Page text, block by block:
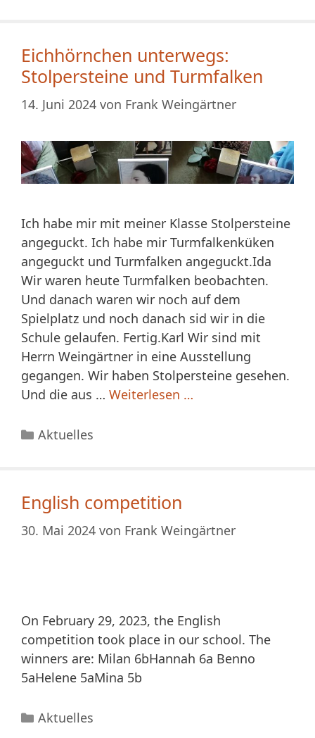
Eichhörnchen unterwegs:
Stolpersteine und Turmfalken
14. Juni 2024 von Frank Weingärtner
Ich habe mir mit meiner Klasse Stolpersteine
angeguckt. Ich habe mir Turmfalkenküken
angeguckt und Turmfalken angeguckt.Ida
Wir waren heute Turmfalken beobachten.
Und danach waren wir noch auf dem
Spielplatz und noch danach sid wir in die
Schule gelaufen. Fertig.Karl Wir sind mit
Herrn Weingärtner in eine Ausstellung
gegangen. Wir haben Stolpersteine gesehen.
Und die aus … Weiterlesen …
Kategorien
Aktuelles
English competition
30. Mai 2024 von Frank Weingärtner
On February 29, 2023, the English
competition took place in our school. The
winners are: Milan 6bHannah 6a Benno
5aHelene 5aMina 5b
Kategorien
Aktuelles